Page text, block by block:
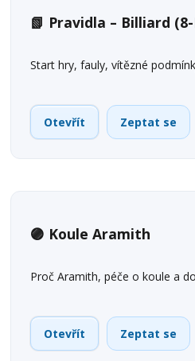
📗 Pravidla – Billiard
Start hry, fauly, vítězné
Otevřít Zeptat se
🟣 Koule Aramith
Proč Aramith, péče o koule a
Otevřít Zeptat se